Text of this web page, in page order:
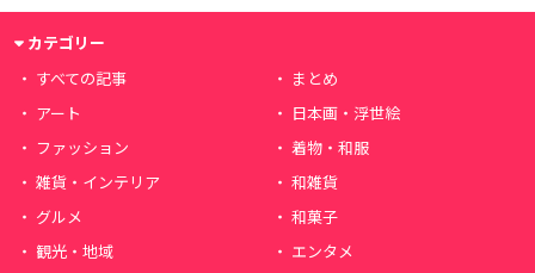
カテゴリー
すべての記事
まとめ
アート
日本画・浮世絵
ファッション
着物・和服
雑貨・インテリア
和雑貨
グルメ
和菓子
観光・地域
エンタメ